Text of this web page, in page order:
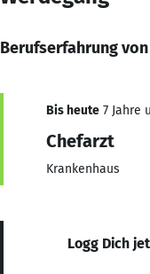
Berufserfahrung
Bis heute 7 Jahre
Chefarzt
Krankenhaus
Logg Dich